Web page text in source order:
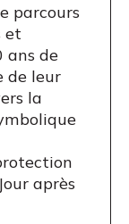
parcours
et
de
de leur
la
après